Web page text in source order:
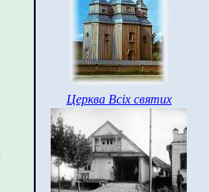
Церква Всіх святих